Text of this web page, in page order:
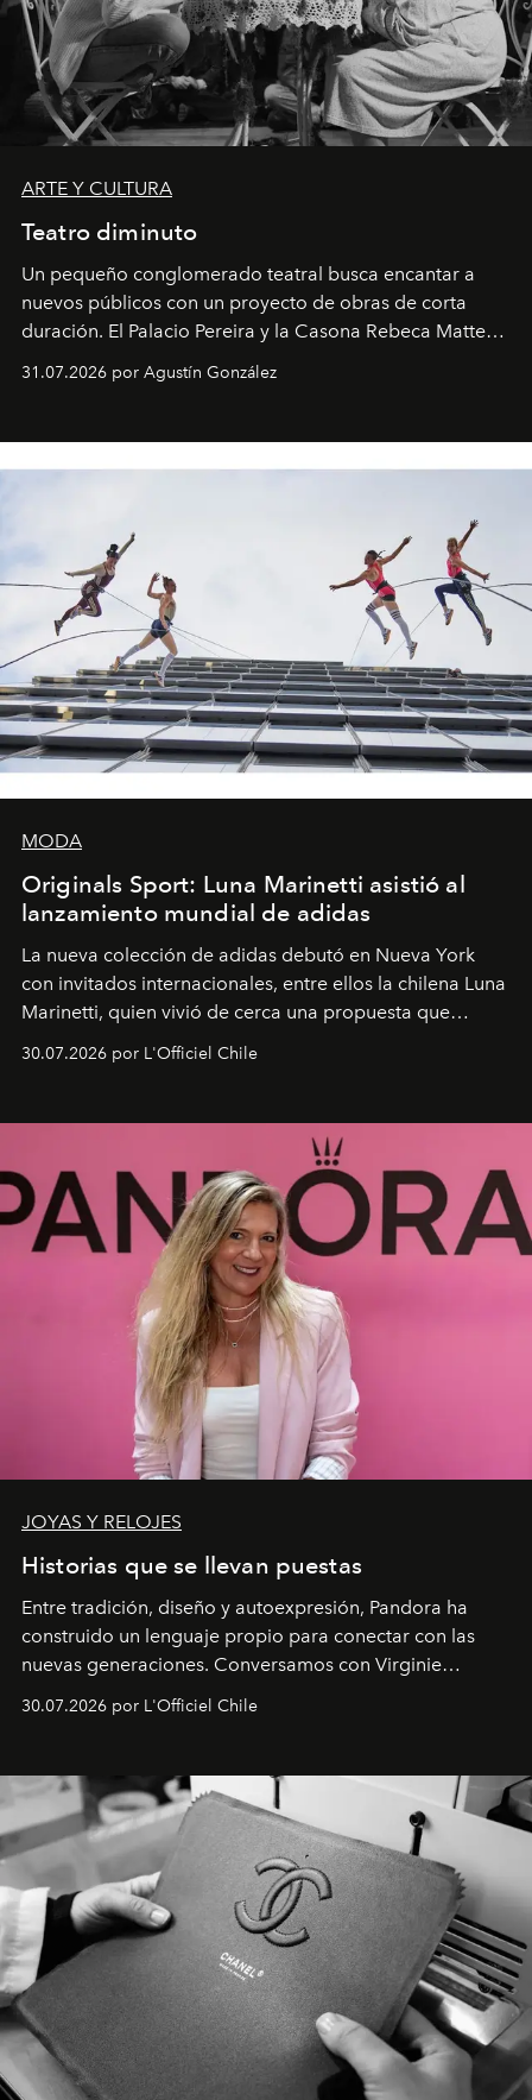
ARTE Y CULTURA
Teatro diminuto
Un pequeño conglomerado teatral busca encantar a
nuevos públicos con un proyecto de obras de corta
duración. El Palacio Pereira y la Casona Rebeca Matte
son algunos de los lugares que han albergado estas
miniobras. Sus puestas en escena son limpias; ponen el
31.07.2026 por Agustín González
MODA
Originals Sport: Luna Marinetti asistió al
lanzamiento mundial de adidas
La nueva colección de adidas debutó en Nueva York
con invitados internacionales, entre ellos la chilena Luna
Marinetti, quien vivió de cerca una propuesta que
fusiona moda y rendimiento.
30.07.2026 por L'Officiel Chile
JOYAS Y RELOJES
Historias que se llevan puestas
Entre tradición, diseño y autoexpresión, Pandora ha
construido un lenguaje propio para conectar con las
nuevas generaciones. Conversamos con Virginie
Dubray, la responsable de marketing para
Latinoamérica, sobre identidad, cultura y el valor
30.07.2026 por L'Officiel Chile